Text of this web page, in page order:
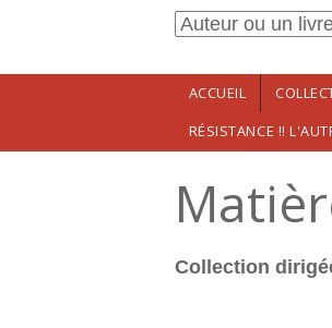
Aller au contenu principal
ACCUEIL
RÉSISTANCE !!
Collection